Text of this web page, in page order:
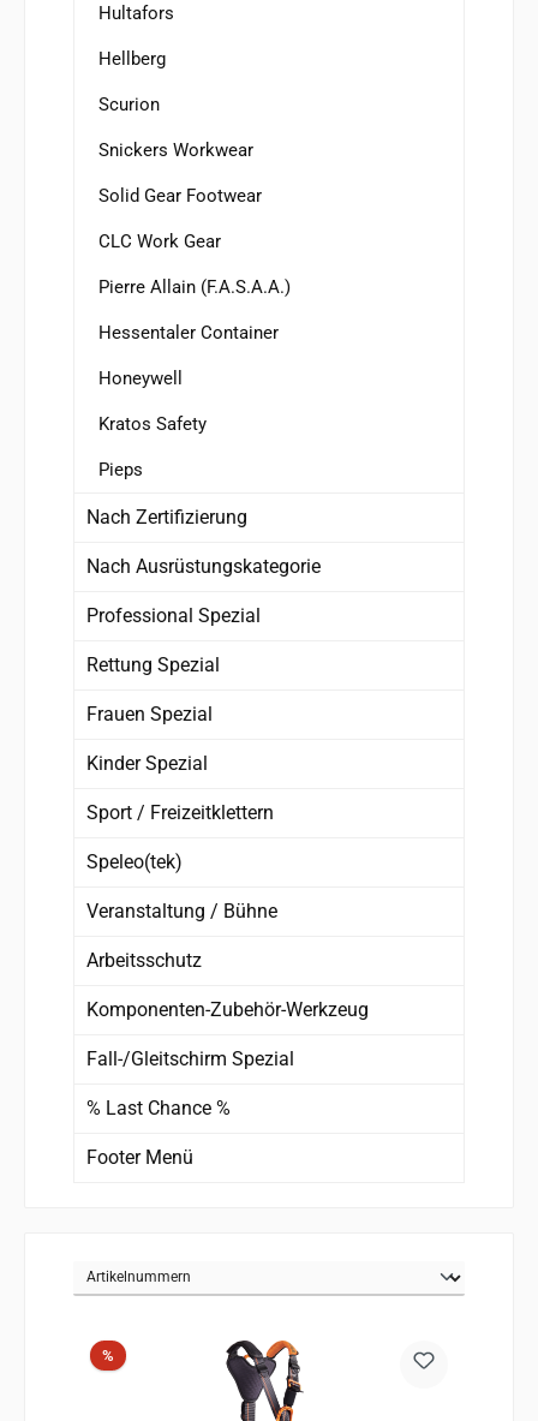
Hultafors
Hellberg
Scurion
Snickers Workwear
Solid Gear Footwear
CLC Work Gear
Pierre Allain (F.A.S.A.A.)
Hessentaler Container
Honeywell
Kratos Safety
Pieps
Nach Zertifizierung
Nach Ausrüstungskategorie
Professional Spezial
Rettung Spezial
Frauen Spezial
Kinder Spezial
Sport / Freizeitklettern
Speleo(tek)
Veranstaltung / Bühne
Arbeitsschutz
Komponenten-Zubehör-Werkzeug
Fall-/Gleitschirm Spezial
% Last Chance %
Footer Menü
%Rabatt